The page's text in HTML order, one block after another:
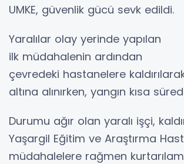
UMKE, güvenlik gücü sevk edildi.
Yaralılar olay yerinde yapılan
ilk müdahalenin ardından
çevredeki hastanelere
altına alınırken, yangın kısa
Durumu ağır olan yaralı işçi,
Yaşargil Eğitim ve Araştırma
müdahalelere rağmen